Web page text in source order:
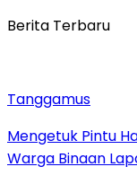
Berita Terbaru
Tanggamus
Mengetuk Pintu
Warga Binaan